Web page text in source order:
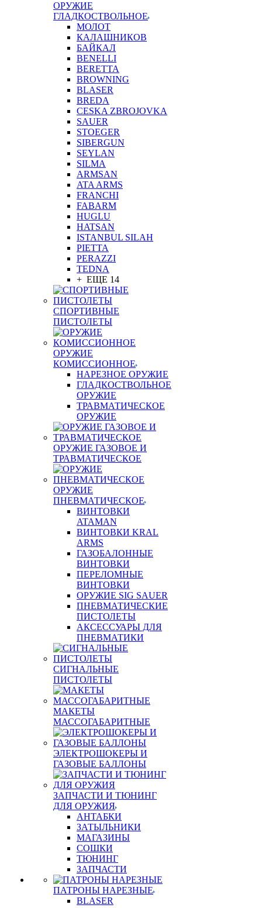
ОРУЖИЕ
ГЛАДКОСТВОЛЬНОЕ
МОЛОТ
КАЛАШНИКОВ
БАЙКАЛ
BENELLI
BERETTA
BROWNING
BLASER
BREDA
CESKA ZBROJOVKA
SAUER
STOEGER
SIBERGUN
SEYLAN
SILMA
ARMSAN
ATA ARMS
FRANCHI
FABARM
HUGLU
HATSAN
ISTANBUL SILAH
PIETTA
PERAZZI
TEDNA
+ ЕЩЕ 14
СПОРТИВНЫЕ
ПИСТОЛЕТЫ
ОРУЖИЕ
КОМИССИОННОЕ
НАРЕЗНОЕ ОРУЖИЕ
ГЛАДКОСТВОЛЬНОЕ
ОРУЖИЕ
ТРАВМАТИЧЕСКОЕ
ОРУЖИЕ
ОРУЖИЕ ГАЗОВОЕ И
ТРАВМАТИЧЕСКОЕ
ОРУЖИЕ
ПНЕВМАТИЧЕСКОЕ
ВИНТОВКИ
ATAMAN
ВИНТОВКИ KRAL
ARMS
ГАЗОБАЛОННЫЕ
ВИНТОВКИ
ПЕРЕЛОМНЫЕ
ВИНТОВКИ
ОРУЖИЕ SIG SAUER
ПНЕВМАТИЧЕСКИЕ
ПИСТОЛЕТЫ
АКСЕССУАРЫ ДЛЯ
ПНЕВМАТИКИ
СИГНАЛЬНЫЕ
ПИСТОЛЕТЫ
МАКЕТЫ
МАССОГАБАРИТНЫЕ
ЭЛЕКТРОШОКЕРЫ И
ГАЗОВЫЕ БАЛЛОНЫ
ЗАПЧАСТИ И ТЮНИНГ
ДЛЯ ОРУЖИЯ
АНТАБКИ
ЗАТЫЛЬНИКИ
МАГАЗИНЫ
СОШКИ
ТЮНИНГ
ЗАПЧАСТИ
ПАТРОНЫ НАРЕЗНЫЕ
BLASER